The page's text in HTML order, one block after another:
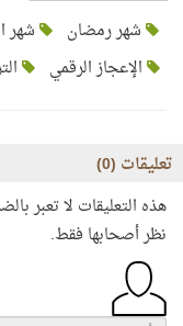
شهر رمضان شهر
الإعجاز الرقمي
تعليقات (0
)
هذه التعليقات لا تعبر
نظر أصحابها فقط.